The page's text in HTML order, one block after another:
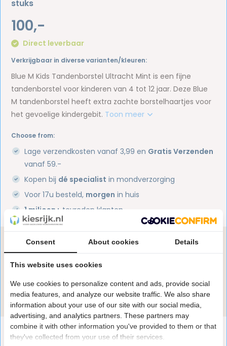
stuks
100,-
Direct leverbaar
Verkrijgbaar in diverse varianten/kleuren:
Blue M Kids Tandenborstel Ultracht Mint is een fijne
tandenborstel voor kinderen van 4 tot 12 jaar. Deze Blue
M tandenborstel heeft extra zachte borstelhaartjes voor
het gevoelige kindergebit. Toon meer
Choose from:
Lage verzendkosten vanaf 3,99 en Gratis Verzenden
vanaf 59.-
Kopen bij dé specialist in mondverzorging
Voor 17u besteld, morgen in huis
1 miljoen+ tevreden klanten
Productomschrijving
Heb je een vraag over dit product?
in de chat of stuur een e-mail.
Stuur e-mail
Consent About cookies Details
This website uses cookies
We use cookies to personalize content and ads, provide social
media features, and analyze our website traffic. We also share
information about your use of our site with our social media,
advertising, and analytics partners. These partners may
combine it with other information you've provided to them or that
they've collected from your use of their services.